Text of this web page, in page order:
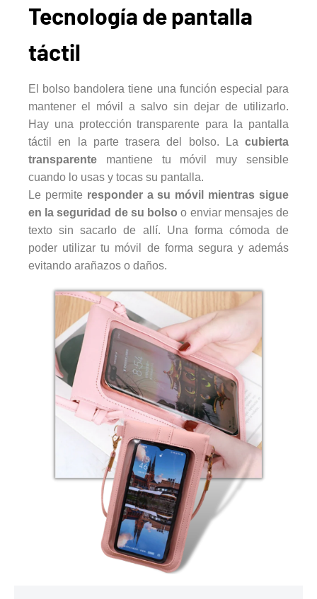
Tecnología de pantalla
táctil
El bolso bandolera tiene una función especial para
mantener el móvil a salvo sin dejar de utilizarlo.
Hay una protección transparente para la pantalla
táctil en la parte trasera del bolso. La cubierta
transparente mantiene tu móvil muy sensible
cuando lo usas y tocas su pantalla.
Le permite responder a su móvil mientras sigue
en la seguridad de su bolso o enviar mensajes de
texto sin sacarlo de allí. Una forma cómoda de
poder utilizar tu móvil de forma segura y además
evitando arañazos o daños.